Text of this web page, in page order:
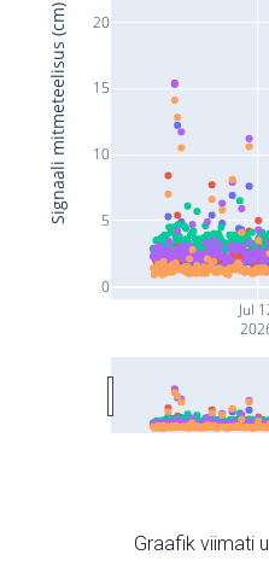
Jul
0
5
10
15
20
Signaali mitmeteelisus (cm)
Graafik viimati